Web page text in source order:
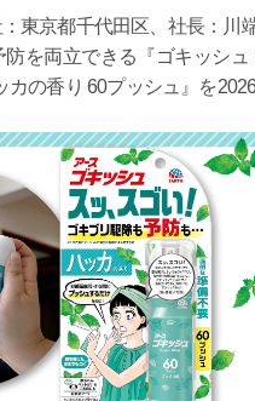
東京都千代田区、社長：川
を両立できる『ゴキッシ
の香り 60プッシュ』を